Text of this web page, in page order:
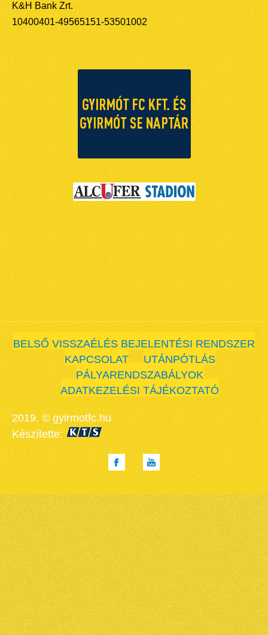
K&H Bank Zrt.
10400401-49565151-53501002
BELSŐ VISSZAÉLÉS BEJELENTÉSI RENDSZER
KAPCSOLAT
UTÁNPÓTLÁS
PÁLYARENDSZABÁLYOK
ADATKEZELÉSI TÁJÉKOZTATÓ
2019. © gyirmotfc.hu
Készítette: